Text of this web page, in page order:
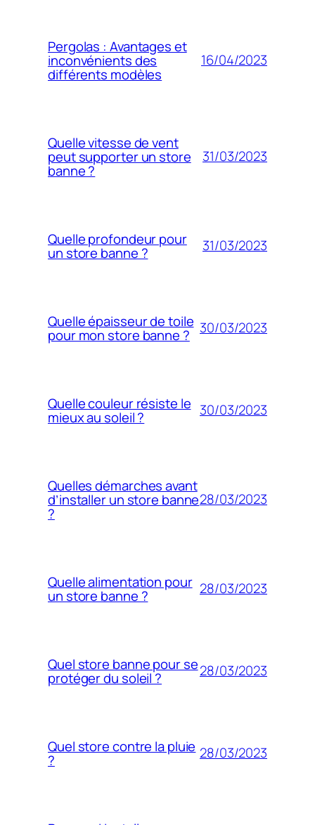
Pergolas : Avantages et
inconvénients des
différents modèles
16/04/2023
Quelle vitesse de vent
peut supporter un store
banne ?
31/03/2023
Quelle profondeur pour
un store banne ? 31/03/2023
Quelle épaisseur de toile
pour mon store banne ? 30/03/2023
Quelle couleur résiste le
mieux au soleil ? 30/03/2023
Quelles démarches avant
d’installer un store banne
?
28/03/2023
Quelle alimentation pour
un store banne ? 28/03/2023
Quel store banne pour se
protéger du soleil ? 28/03/2023
Quel store contre la pluie
? 28/03/2023